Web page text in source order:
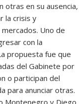
otras en su ausencia,
la crisis y
Uno de
con la
propuesta fue que
del Gabinete por
o participan del
para anunciar otras.
Montenegro y Diego